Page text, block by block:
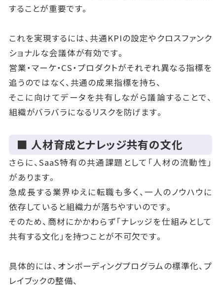
することが重要です。
これを実現するには、共通KPIの設定やクロスファンク
ショナルな会議体が有効です。
営業・マーケ・CS・プロダクトがそれぞれ異なる指標を
追うのではなく、共通の成果指標を持ち、
そこに向けてデータを共有しながら議論することで、
組織がバラバラになるリスクを防げます。
■ 人材育成とナレッジ共有の文化
さらに、SaaS特有の共通課題として「人材の流動性」
があります。
急成長する業界ゆえに転職も多く、一人のノウハウに
依存していると組織力が落ちやすいのです。
そのため、商材にかかわらず「ナレッジを仕組みとして
共有する文化」を持つことが不可欠です。
具体的には、オンボーディングプログラムの標準化、プ
レイブックの整備、